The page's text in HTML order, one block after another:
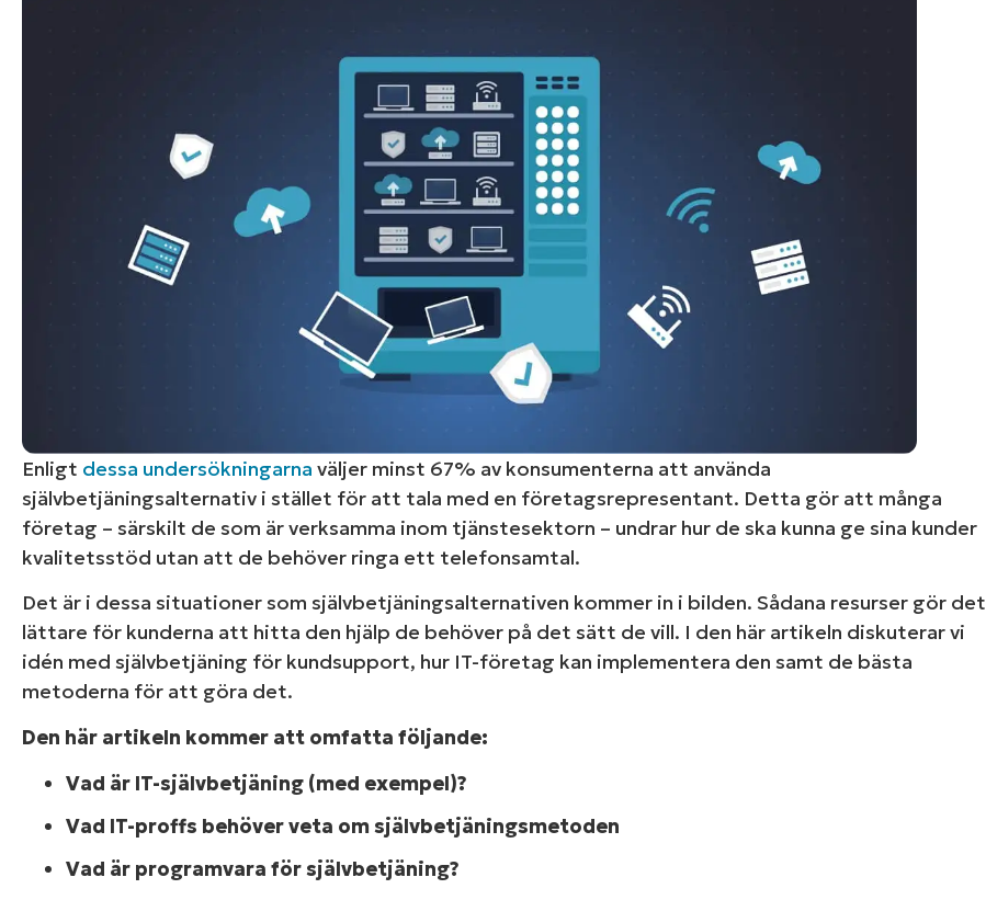
KONTAKTA OSS SE DEMO
Enligt dessa undersökningarna väljer minst 67% av konsumenterna att använda
självbetjäningsalternativ i stället för att tala med en företagsrepresentant. Detta gör att många
företag – särskilt de som är verksamma inom tjänstesektorn – undrar hur de ska kunna ge sina kunder
kvalitetsstöd utan att de behöver ringa ett telefonsamtal.
Det är i dessa situationer som självbetjäningsalternativen kommer in i bilden. Sådana resurser gör det
lättare för kunderna att hitta den hjälp de behöver på det sätt de vill. I den här artikeln diskuterar vi
idén med självbetjäning för kundsupport, hur IT-företag kan implementera den samt de bästa
metoderna för att göra det.
Den här artikeln kommer att omfatta följande:
Vad är IT-självbetjäning (med exempel)?
Vad IT-proffs behöver veta om självbetjäningsmetoden
Vad är programvara för självbetjäning?